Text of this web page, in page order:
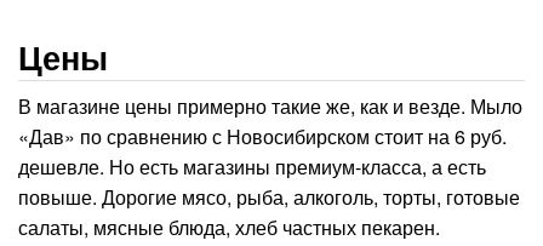
Цены
В магазине цены примерно такие же, как и везде. Мыло
«Дав» по сравнению с Новосибирском стоит на 6 руб.
дешевле. Но есть магазины премиум-класса, а есть
повыше. Дорогие мясо, рыба, алкоголь, торты, готовые
салаты, мясные блюда, хлеб частных пекарен.